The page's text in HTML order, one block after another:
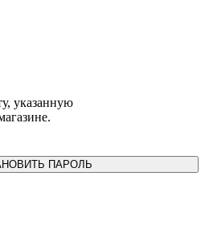
указанную
ПАРОЛЬ